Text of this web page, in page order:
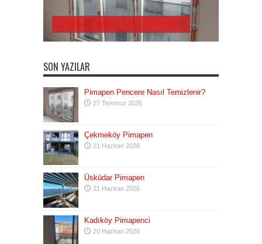
Pimapen Pencere Nasıl Temizlenir?
SON YAZILAR
Pimapen Pencere Nasıl Temizlenir?
27 Temmuz 2026
Çekmeköy Pimapen
21 Haziran 2026
Üsküdar Pimapen
21 Haziran 2026
Kadıköy Pimapenci
20 Haziran 2026